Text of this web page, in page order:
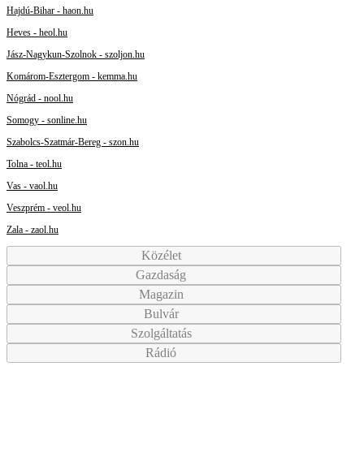
Hajdú-Bihar - haon.hu
Heves - heol.hu
Jász-Nagykun-Szolnok - szoljon.hu
Komárom-Esztergom - kemma.hu
Nógrád - nool.hu
Somogy - sonline.hu
Szabolcs-Szatmár-Bereg - szon.hu
Tolna - teol.hu
Vas - vaol.hu
Veszprém - veol.hu
Zala - zaol.hu
Közélet
Gazdaság
Magazin
Bulvár
Szolgáltatás
Rádió